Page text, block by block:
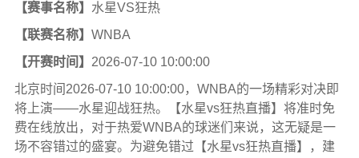
【赛事名称】 水星VS狂热
【联赛名称】 WNBA
【开赛时间】 2026-07-10 10:00:00
北京时间2026-07-10 10:00:00，WNBA的一场精彩对决即
将上演——水星迎战狂热。【水星vs狂热直播】将准时免
费在线放出，对于热爱WNBA的球迷们来说，这无疑是一
场不容错过的盛宴。为避免错过【水星vs狂热直播】，建